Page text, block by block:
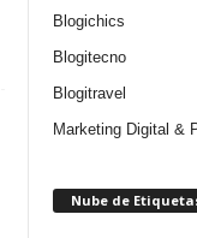
Blogichics
Blogitecno
Blogitravel
Marketing Digital &
Nube de